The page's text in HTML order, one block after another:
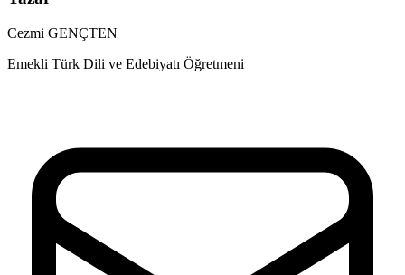
Cezmi GENÇTEN
Emekli Türk Dili ve Edebiyatı Öğretmeni